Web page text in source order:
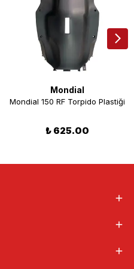
Mondial
Mondial 150 RF Torpido Plastiği
₺ 625.00